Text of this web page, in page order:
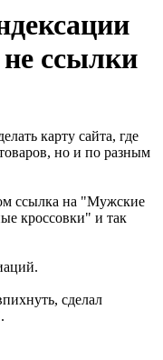
ссылки
карту сайта, где
но и по разным
ссылка на "Мужские
кроссовки" и так
сделал